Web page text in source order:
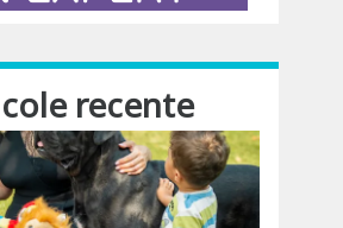
recente